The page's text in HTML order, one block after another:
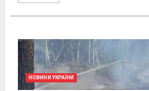
НОВИНИ УКРАЇНИ